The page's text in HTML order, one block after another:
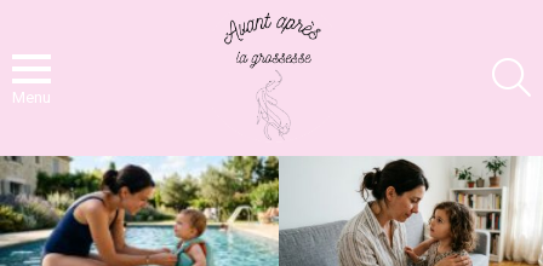
Menu
LATEST
STORIES